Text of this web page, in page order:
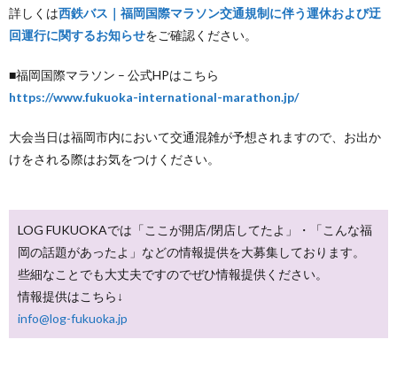
詳しくは西鉄バス｜福岡国際マラソン交通規制に伴う運休および迂
回運行に関するお知らせをご確認ください。
■福岡国際マラソン – 公式HPはこちら
https://www.fukuoka-international-marathon.jp/
大会当日は福岡市内において交通混雑が予想されますので、お出か
けをされる際はお気をつけください。
LOG FUKUOKAでは「ここが開店/閉店してたよ」・「こんな福
岡の話題があったよ」などの情報提供を大募集しております。
些細なことでも大丈夫ですのでぜひ情報提供ください。
情報提供はこちら↓
info@log-fukuoka.jp